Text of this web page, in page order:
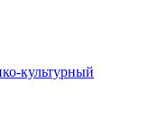
культурный